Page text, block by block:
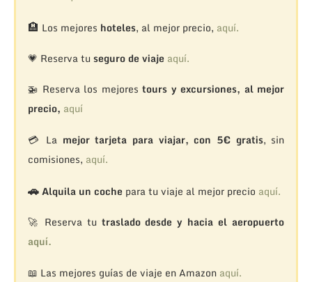
🏨 Los mejores hoteles, al mejor precio, aquí.
💗 Reserva tu seguro de viaje aquí.
🚁 Reserva los mejorestours y excursiones, al mejor
precio, aquí
💳 La mejor tarjeta para viajar, con 5€ gratis, sin
comisiones, aquí.
🚗Alquila un coche para tu viaje al mejor precio aquí.
🚀 Reserva tu traslado desde y hacia el aeropuerto
aquí.
📖 Las mejores guías de viaje en Amazon aquí.